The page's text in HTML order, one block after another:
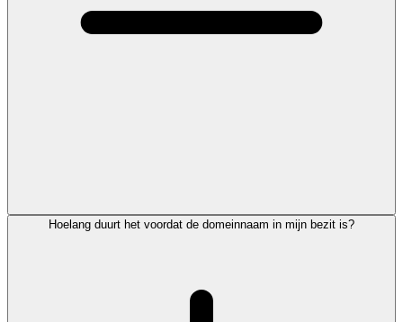
Hoelang duurt het voordat de domeinnaam in mijn bezit is?